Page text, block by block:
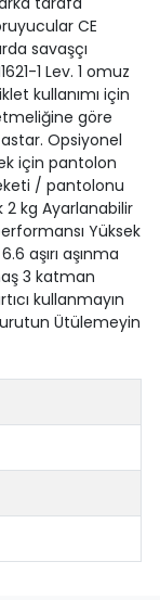
CE
savaşçı
1 Lev. 1 omuz
kullanımı için
göre
Opsiyonel
için pantolon
/ pantolonu
kg Ayarlanabilir
Yüksek
aşırı aşınma
3 katman
kullanmayın
Ütülemeyin